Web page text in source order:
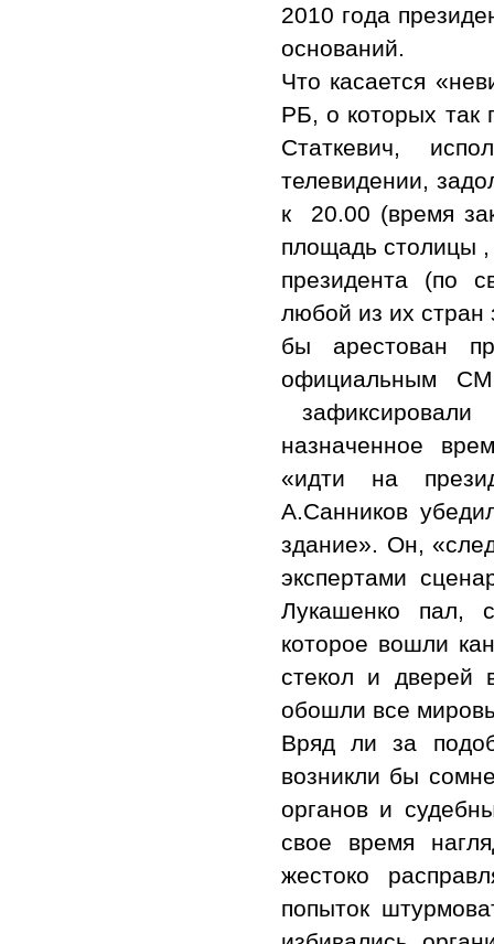
2010 года
оснований.
Что касается
РБ, о которых так
Статкевич,
телевидении,
к 20.00 (время
площадь столицы
президента (по
любой из их стран
бы арестован
официальным
назначенное
«идти на
А.Санников
здание». Он,
экспертами
Лукашенко пал,
которое вошли
стекол и дверей
обошли все
Вряд ли за
возникли бы
органов и
свое время
жестоко
попыток